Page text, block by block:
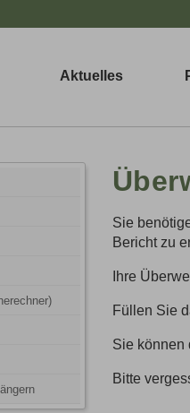
Aktuelles
Sie
Bericht zu
Ihre
Füllen Sie
Sie können
Bitte